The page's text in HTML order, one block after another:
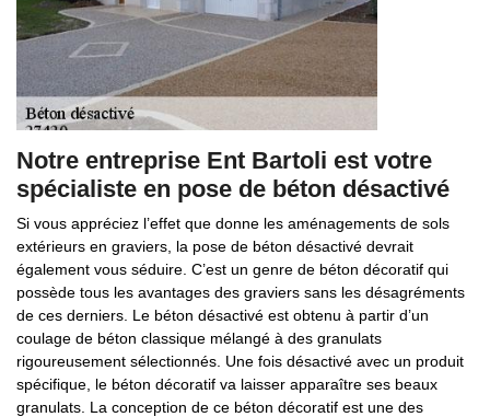
Notre entreprise Ent Bartoli est votre
spécialiste en pose de béton désactivé
Si vous appréciez l’effet que donne les aménagements de sols
extérieurs en graviers, la pose de béton désactivé devrait
également vous séduire. C’est un genre de béton décoratif qui
possède tous les avantages des graviers sans les désagréments
de ces derniers. Le béton désactivé est obtenu à partir d’un
coulage de béton classique mélangé à des granulats
rigoureusement sélectionnés. Une fois désactivé avec un produit
spécifique, le béton décoratif va laisser apparaître ses beaux
granulats. La conception de ce béton décoratif est une des